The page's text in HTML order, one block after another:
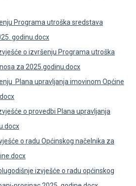
Programa utroška sredstava
godinu.docx
o izvršenju Programa utroška
za 2025.godinu.docx
Plana upravljanja imovinom Općine
o provedbi Plana upravljanja
o radu Općinskog načelnika za
izvješće o radu općinskog